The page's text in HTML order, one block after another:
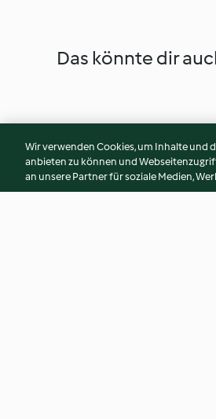
Das könnte dir
Wir verwenden Cookies, um Inhalte und
anbieten zu können und
an unsere Partner für soziale Medien,